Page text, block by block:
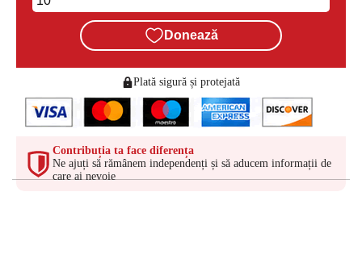
Donează
Plată sigură și protejată
Contribuția ta face diferența
Ne ajuți să rămânem independenți și să aducem informații de
care ai nevoie